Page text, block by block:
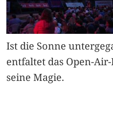
Ist die Sonne
entfaltet das Open-
seine Magie.